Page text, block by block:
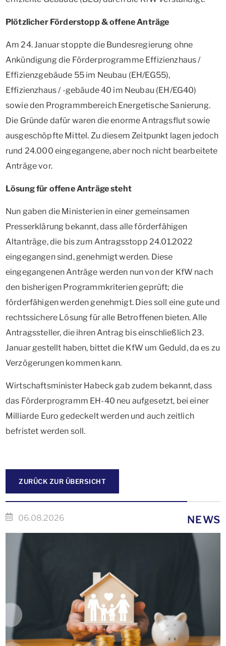
Plötzlicher Förderstopp & offene Anträge
Am 24. Januar stoppte die Bundesregierung ohne
Ankündigung die Förderprogramme Effizienzhaus /
Effizienzgebäude 55 im Neubau (EH/EG55),
Effizienzhaus / -gebäude 40 im Neubau (EH/EG40)
sowie den Programmbereich Energetische Sanierung.
Die Gründe dafür waren die enorme Antragsflut sowie
ausgeschöpfte Mittel. Zu diesem Zeitpunkt lagen jedoch
rund 24.000 eingegangene, aber noch nicht bearbeitete
Anträge vor.
Lösung für offene Anträge steht
Nun gaben die Ministerien in einer gemeinsamen
Presserklärung bekannt, dass alle förderfähigen
Altanträge, die bis zum Antragsstopp 24.01.2022
eingegangen sind, genehmigt werden. Diese
eingegangenen Anträge werden nun von der KfW nach
den bisherigen Programmkriterien geprüft; die
förderfähigen werden genehmigt. Dies soll eine gute und
rechtssichere Lösung für alle Betroffenen bieten. Alle
Antragssteller, die ihren Antrag bis einschließlich 23.
Januar gestellt haben, bittet die KfW um Geduld, da es zu
Verzögerungen kommen kann.
Wirtschaftsminister Habeck gab zudem bekannt, dass
das Förderprogramm EH-40 neu aufgesetzt, bei einer
Milliarde Euro gedeckelt werden und auch zeitlich
befristet werden soll.
ZURÜCK ZUR ÜBERSICHT
06.08.2026 NEWS